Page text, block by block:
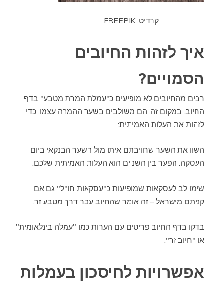
קרדיט: FREEPIK
איך לזהות החיובים
הסמויים?
רבים מהחיובים לא מופיעים כ"עמלת המרת מטבע" בדף
החיוב. במקום זה, הם משולבים בשער ההמרה עצמו. כדי
לזהות את העלות האמיתית:
השוו את השער שחויבתם איתו מול השער הבנקאי ביום
העסקה. הפער בין השניים הוא העלות האמיתית שלכם.
שימו לב לעסקאות שמופיעות כ"עסקאות חו"ל" גם אם
קניתם מישראל – זה אומר שהחיוב עבר דרך מטבע זר.
בדקו בדף החיוב פריטים עם הערות כמו "עמלה בינלאומית"
או "חיוב זר".
אפשרויות לחיסכון בעמלות